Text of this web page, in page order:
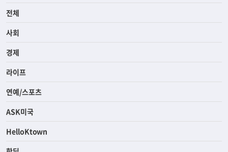
전체
사회
경제
라이프
연예/스포츠
ASK미국